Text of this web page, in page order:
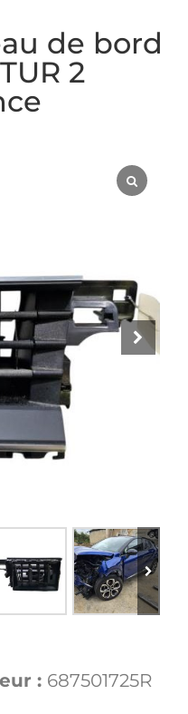
de bord
2
: 687501725R